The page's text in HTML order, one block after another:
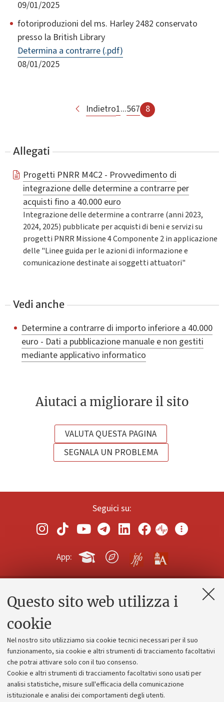
Questo sito web utilizza i
cookie
Nel nostro sito utilizziamo sia cookie tecnici necessari per il suo
funzionamento, sia cookie e altri strumenti di tracciamento facoltativi
che potrai attivare solo con il tuo consenso.
Cookie e altri strumenti di tracciamento facoltativi sono usati per
analisi statistiche, misure sull'efficacia della comunicazione
istituzionale e analisi dei comportamenti degli utenti.
09/01/2025
fotoriproduzioni del ms. Harley 2482 conservato
presso la British Library
Determina a contrarre (.pdf)
08/01/2025
Indietro1...567 8
Allegati
Progetti PNRR M4C2 - Provvedimento di
integrazione delle determine a contrarre per
acquisti fino a 40.000 euro
Integrazione delle determine a contrarre (anni 2023,
2024, 2025) pubblicate per acquisti di beni e servizi su
progetti PNRR Missione 4 Componente 2 in applicazione
delle "Linee guida per le azioni di informazione e
comunicazione destinate ai soggetti attuatori"
Vedi anche
Determine a contrarre di importo inferiore a 40.000
euro - Dati a pubblicazione manuale e non gestiti
mediante applicativo informatico
Aiutaci a migliorare il sito
VALUTA QUESTA PAGINA
SEGNALA UN PROBLEMA
Seguici su:
App:
Contatti e PEC
Alumni community
Piano strategico
Bilanci
Donazioni e 5x1000